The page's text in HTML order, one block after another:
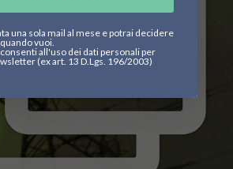
una sola mail al mese e potrai decidere
vuoi.
all'uso dei dati personali per
(ex art. 13 D.Lgs. 196/2003)